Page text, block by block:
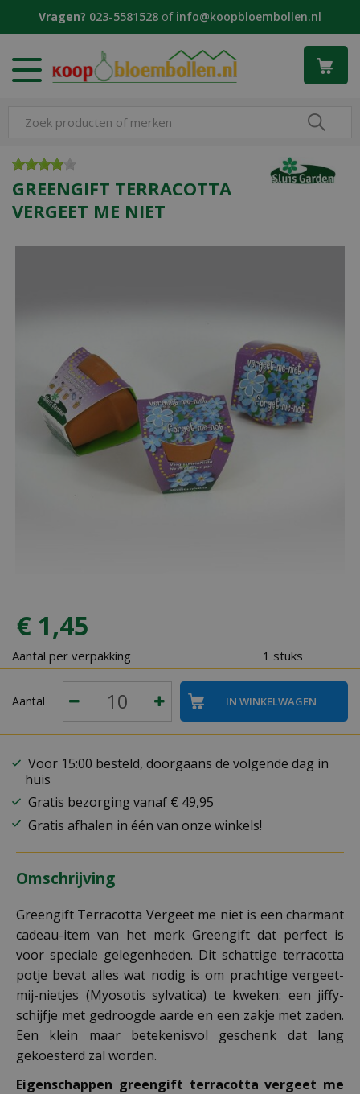
Vragen? 023-5581528 of info@koopbloembollen.nl
GREENGIFT TERRACOTTA
VERGEET ME NIET
€ 1,45
Aantal per verpakking 1 stuks
Aantal
Voor 15:00 besteld, doorgaans de volgende dag in
huis
Gratis bezorging vanaf € 49,95
Gratis afhalen in één van onze winkels!
Omschrijving
Greengift Terracotta Vergeet me niet is een charmant
cadeau-item van het merk Greengift dat perfect is
voor speciale gelegenheden. Dit schattige terracotta
potje bevat alles wat nodig is om prachtige vergeet-
mij-nietjes (Myosotis sylvatica) te kweken: een jiffy-
schijfje met gedroogde aarde en een zakje met zaden.
Een klein maar betekenisvol geschenk dat lang
gekoesterd zal worden.
Eigenschappen greengift terracotta vergeet me